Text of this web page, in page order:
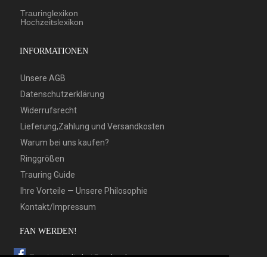
Trauringlexikon
Hochzeitslexikon
INFORMATIONEN
Unsere AGB
Datenschutzerklärung
Widerrufsrecht
Lieferung,Zahlung und Versandkosten
Warum bei uns kaufen?
Ringgrößen
Trauring Guide
Ihre Vorteile — Unsere Philosophie
Kontakt/Impressum
FAN WERDEN!